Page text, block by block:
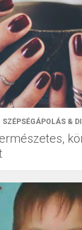
SZÉPSÉGÁPOLÁS &